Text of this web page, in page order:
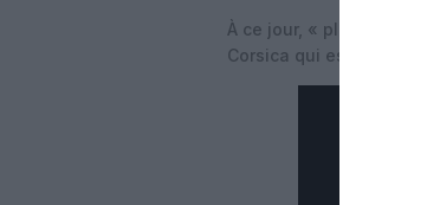
À ce jour, « plusieurs
Corsica qui est le